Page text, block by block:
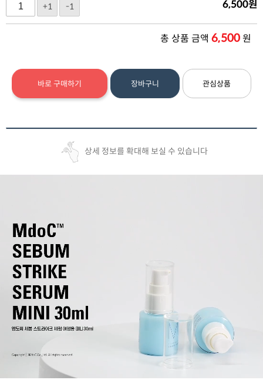
+1
-1 6,500원
총 상품 금액 6,500원
바로 구매하기 장바구니 관심상품
상세 정보를 확대해 보실 수 있습니다